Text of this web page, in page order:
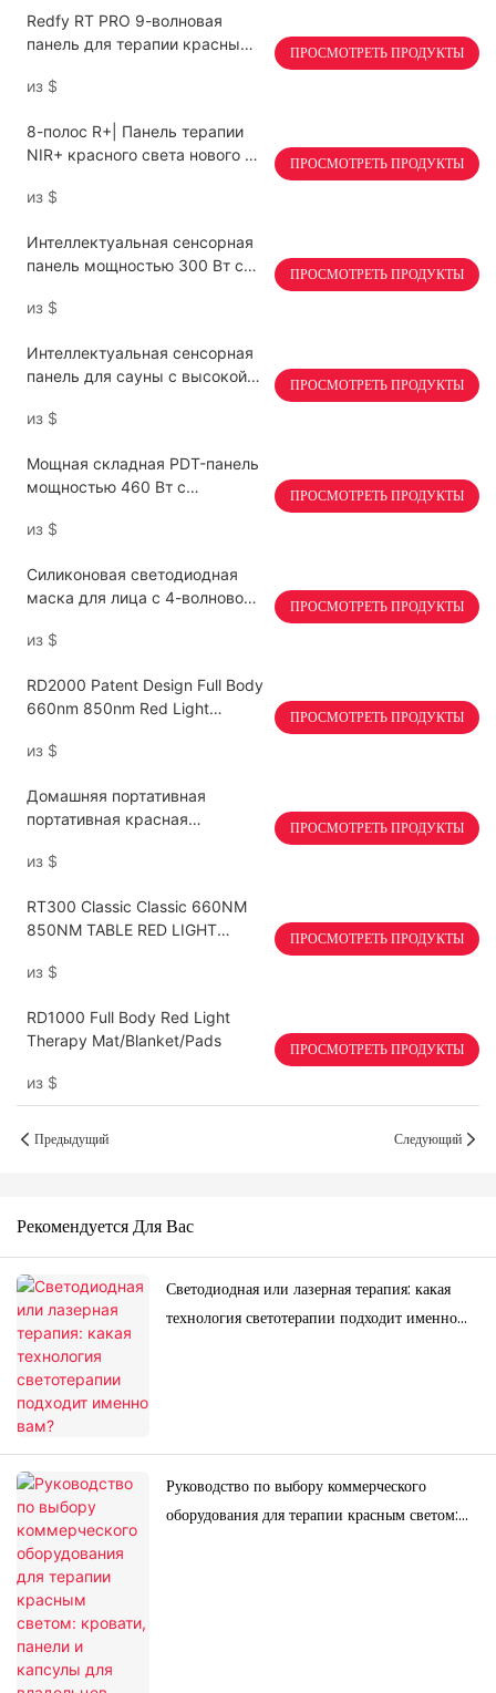
Redfy RT PRO 9-волновая
панель для терапии красным
управлением, мощностью 5
из $
ПРОСМОТРЕТЬ ПРОДУКТЫ
8-полос R+| Панель терапии
NIR+ красного света нового 9
из $
ПРОСМОТРЕТЬ ПРОДУКТЫ
Интеллектуальная сенсорная
панель мощностью 300 Вт с
длинами волн для терапии
из $
ПРОСМОТРЕТЬ ПРОДУКТЫ
Интеллектуальная сенсорная
панель для сауны с высокой
красным светом, 462
из $
ПРОСМОТРЕТЬ ПРОДУКТЫ
Мощная складная PDT-панель
мощностью 460 Вт с
экраном.
из $
ПРОСМОТРЕТЬ ПРОДУКТЫ
Силиконовая светодиодная
маска для лица с 4-волновой
из $
ПРОСМОТРЕТЬ ПРОДУКТЫ
RD2000 Patent Design Full Body
660nm 850nm Red Light
из $
ПРОСМОТРЕТЬ ПРОДУКТЫ
Домашняя портативная
портативная красная
терапия мини -панель
из $
ПРОСМОТРЕТЬ ПРОДУКТЫ
RT300 Classic Classic 660NM
850NM TABLE RED LIGHT
из $
ПРОСМОТРЕТЬ ПРОДУКТЫ
RD1000 Full Body Red Light
Therapy Mat/Blanket/Pads
из $
ПРОСМОТРЕТЬ ПРОДУКТЫ
Предыдущий Следующий
Рекомендуется Для Вас
Светодиодная или лазерная терапия: какая
технология светотерапии подходит именно
Руководство по выбору коммерческого
оборудования для терапии красным светом: